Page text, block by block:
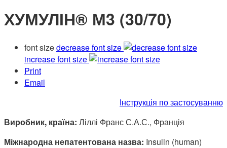
ХУМУЛІН® М3 (30/70)
font sizedecrease font size
increase font size
Print
Email
Інструкція по застосуванню
Виробник, країна: Ліллі Франс С.А.С., Франція
Міжнародна непатентована назва: Insulin (human)